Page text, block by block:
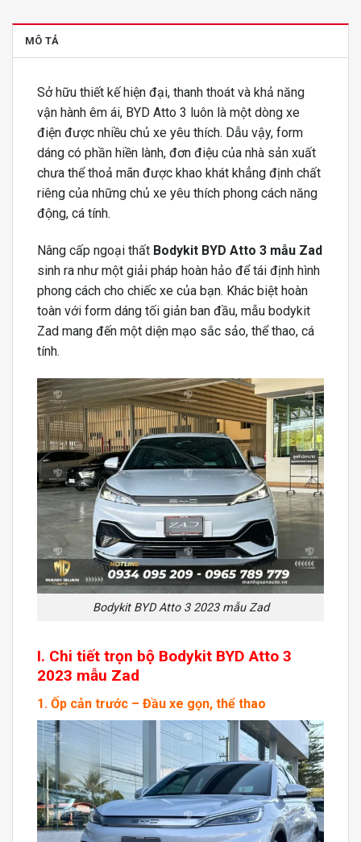
MÔ TẢ
Sở hữu thiết kế hiện đại, thanh thoát và khả năng
vận hành êm ái, BYD Atto 3 luôn là một dòng xe
điện được nhiều chủ xe yêu thích. Dẫu vậy, form
dáng có phần hiền lành, đơn điệu của nhà sản xuất
chưa thể thoả mãn được khao khát khẳng định chất
riêng của những chủ xe yêu thích phong cách năng
động, cá tính.
Nâng cấp ngoại thất Bodykit BYD Atto 3 mẫu Zad
sinh ra như một giải pháp hoàn hảo để tái định hình
phong cách cho chiếc xe của bạn. Khác biệt hoàn
toàn với form dáng tối giản ban đầu, mẫu bodykit
Zad mang đến một diện mạo sắc sảo, thể thao, cá
tính.
Bodykit BYD Atto 3 2023 mẫu Zad
I. Chi tiết trọn bộ Bodykit BYD Atto 3
2023 mẫu Zad
1. Ốp cản trước – Đầu xe gọn, thể thao